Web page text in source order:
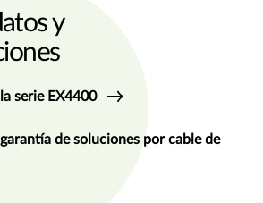
y
serie EX4400
de soluciones por cable de